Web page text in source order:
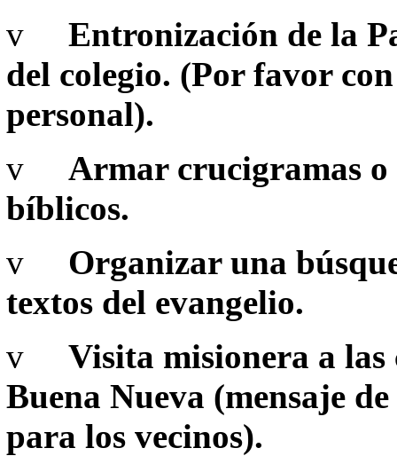
v Entronización de la
del colegio. (Por favor
personal).
v Armar crucigramas o
bíblicos.
v Organizar una
textos del evangelio.
v Visita misionera a
Buena Nueva (mensaje
para los vecinos).